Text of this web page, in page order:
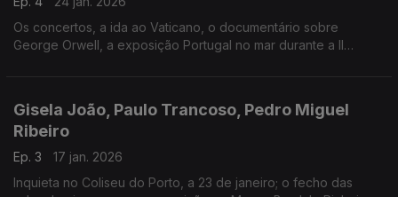
Os concertos, a ida ao Vaticano, o documentário sobre
George Orwell, a exposição Portugal no mar durante a II
Gisela João, Paulo Trancoso, Pedro Miguel
Ribeiro
Ep. 3
17 jan. 2026
Inquieta no Coliseu do Porto, a 23 de janeiro; o fecho das